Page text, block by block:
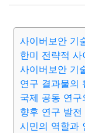
요리 상품리뷰
대출 자동차
종교 사회 정
사이버보안 기
한미 전략적
사이버보안 기
연구 결과물의
국제 공동 연구
향후 연구 발전
시민의 역할과